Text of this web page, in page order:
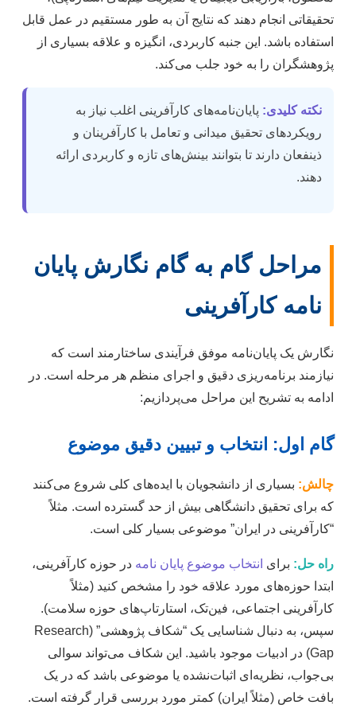
تحقیقاتی انجام دهند که نتایج آن به طور مستقیم در عمل قابل
استفاده باشد. این جنبه کاربردی، انگیزه و علاقه بسیاری از
پژوهشگران را به خود جلب می‌کند.
نکته کلیدی: پایان‌نامه‌های کارآفرینی اغلب نیاز به
رویکردهای تحقیق میدانی و تعامل با کارآفرینان و
ذینفعان دارند تا بتوانند بینش‌های تازه و کاربردی ارائه
دهند.
مراحل گام به گام نگارش پایان
نامه کارآفرینی
نگارش یک پایان‌نامه موفق فرآیندی ساختارمند است که
نیازمند برنامه‌ریزی دقیق و اجرای منظم هر مرحله است. در
ادامه به تشریح این مراحل می‌پردازیم:
گام اول: انتخاب و تبیین دقیق موضوع
چالش: بسیاری از دانشجویان با ایده‌های کلی شروع می‌کنند
که برای تحقیق دانشگاهی بیش از حد گسترده است. مثلاً
“کارآفرینی در ایران” موضوعی بسیار کلی است.
راه حل: برای انتخاب موضوع پایان نامه در حوزه کارآفرینی،
ابتدا حوزه‌های مورد علاقه خود را مشخص کنید (مثلاً
کارآفرینی اجتماعی، فین‌تک، استارتاپ‌های حوزه سلامت).
سپس، به دنبال شناسایی یک “شکاف پژوهشی” (Research
Gap) در ادبیات موجود باشید. این شکاف می‌تواند سوالی
بی‌جواب، نظریه‌ای اثبات‌نشده یا موضوعی باشد که در یک
بافت خاص (مثلاً ایران) کمتر مورد بررسی قرار گرفته است.